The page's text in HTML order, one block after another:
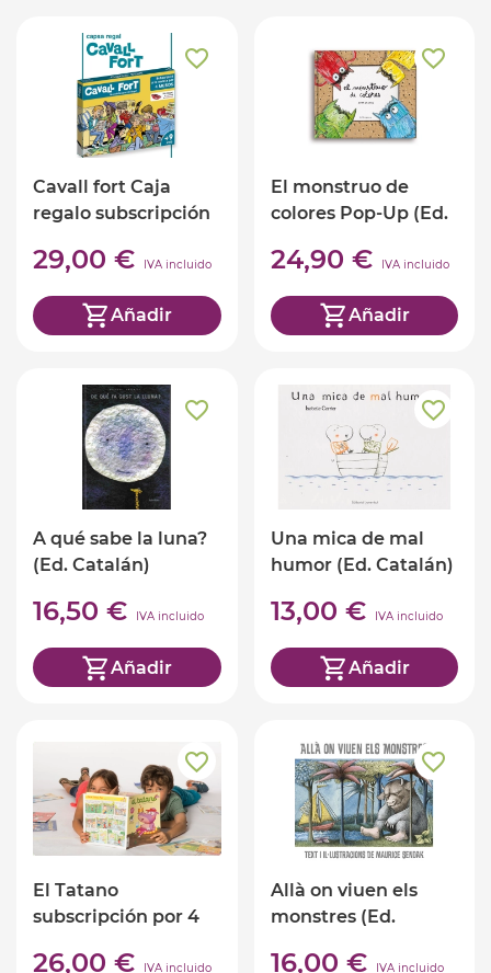
Cavall fort Caja
regalo subscripción
29,00 € IVA incluido
Añadir
El monstruo de
colores Pop-Up (Ed.
24,90 € IVA incluido
Añadir
A qué sabe la luna?
(Ed. Catalán)
16,50 € IVA incluido
Añadir
Una mica de mal
humor (Ed. Catalán)
13,00 € IVA incluido
Añadir
El Tatano
subscripción por 4
26,00 € IVA incluido
Allà on viuen els
monstres (Ed.
16,00 € IVA incluido